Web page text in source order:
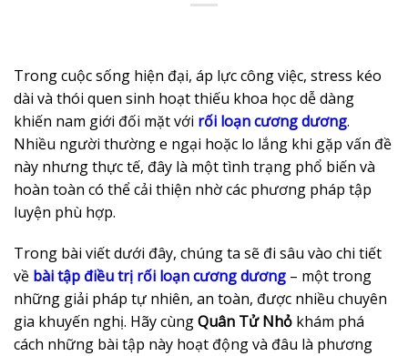
Trong cuộc sống hiện đại, áp lực công việc, stress kéo
dài và thói quen sinh hoạt thiếu khoa học dễ dàng
khiến nam giới đối mặt với rối loạn cương dương.
Nhiều người thường e ngại hoặc lo lắng khi gặp vấn đề
này nhưng thực tế, đây là một tình trạng phổ biến và
hoàn toàn có thể cải thiện nhờ các phương pháp tập
luyện phù hợp.
Trong bài viết dưới đây, chúng ta sẽ đi sâu vào chi tiết
về bài tập điều trị rối loạn cương dương – một trong
những giải pháp tự nhiên, an toàn, được nhiều chuyên
gia khuyến nghị. Hãy cùngQuân Tử Nhỏ khám phá
cách những bài tập này hoạt động và đâu là phương